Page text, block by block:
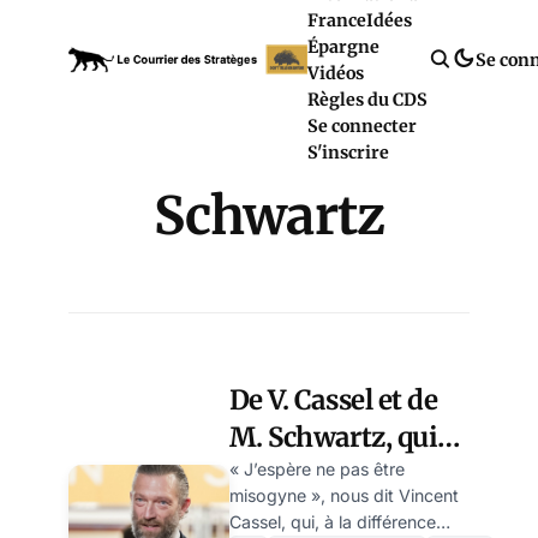
FranceIdées
Épargne
Vidéos
Règles du CDS
Se connecter
S'inscrire
Se
Schwartz
De V. Cassel et de
M. Schwartz, qui
sera le Andrew
Tate français ? par
« J’espère ne pas être
misogyne », nous dit Vincent
Cassel, qui, à la différence